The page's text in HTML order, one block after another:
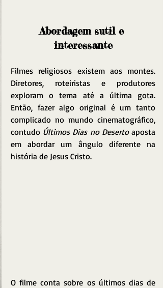
Abordagem sutil e
interessante
Filmes religiosos existem aos montes.
Diretores, roteiristas e produtores
exploram o tema até a última gota.
Então, fazer algo original é um tanto
complicado no mundo cinematográfico,
contudo Últimos Dias no Deserto aposta
em abordar um ângulo diferente na
história de Jesus Cristo.
O filme conta sobre os últimos dias de